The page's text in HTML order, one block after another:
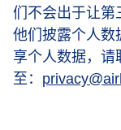
们不会出于让第
他们披露个人数
享个人数据，请
至：